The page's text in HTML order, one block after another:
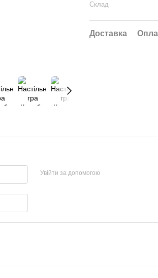
Склад
Доставка
Увійти за допомогою